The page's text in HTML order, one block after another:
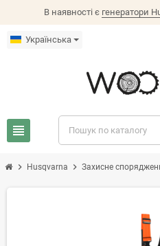
В наявності є генератори
Українська
view_headline
chevron_right Husqvarna chevron_right Захисне